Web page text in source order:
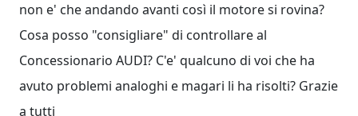
non e' che andando avanti così il motore si rovina?
Cosa posso "consigliare" di controllare al
Concessionario AUDI? C'e' qualcuno di voi che ha
avuto problemi analoghi e magari li ha risolti? Grazie
a tutti